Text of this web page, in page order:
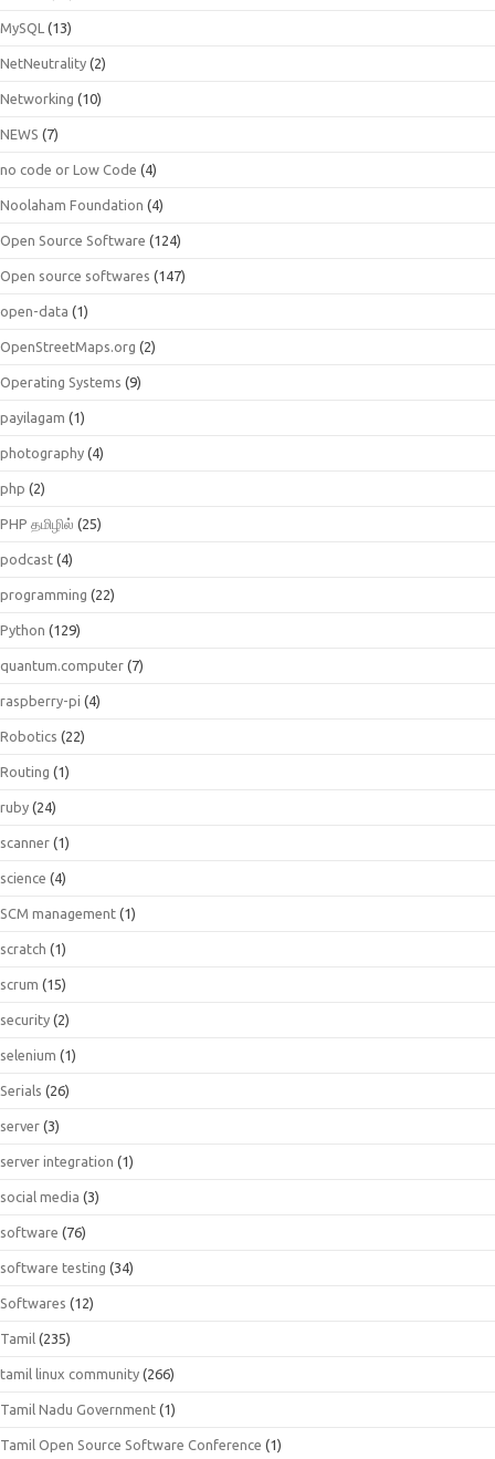
MySQL (13)
NetNeutrality (2)
Networking (10)
NEWS (7)
no code or Low Code (4)
Noolaham Foundation (4)
Open Source Software (124)
Open source softwares (147)
open-data (1)
OpenStreetMaps.org (2)
Operating Systems (9)
payilagam (1)
photography (4)
php (2)
PHP தமிழில் (25)
podcast (4)
programming (22)
Python (129)
quantum.computer (7)
raspberry-pi (4)
Robotics (22)
Routing (1)
ruby (24)
scanner (1)
science (4)
SCM management (1)
scratch (1)
scrum (15)
security (2)
selenium (1)
Serials (26)
server (3)
server integration (1)
social media (3)
software (76)
software testing (34)
Softwares (12)
Tamil (235)
tamil linux community (266)
Tamil Nadu Government (1)
Tamil Open Source Software Conference (1)